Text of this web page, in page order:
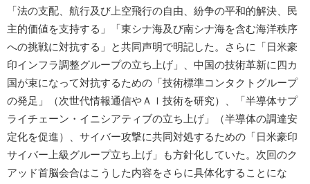
「法の支配、航行及び上空飛行の自由、紛争の平和的解決、民
主的価値を支持する」「東シナ海及び南シナ海を含む海洋秩序
への挑戦に対抗する」と共同声明で明記した。さらに「日米豪
印インフラ調整グループの立ち上げ」、中国の技術革新に四カ
国が束になって対抗するための「技術標準コンタクトグループ
の発足」（次世代情報通信やＡＩ技術を研究）、「半導体サプ
ライチェーン・イニシアティブの立ち上げ」（半導体の調達安
定化を促進）、サイバー攻撃に共同対処するための「日米豪印
サイバー上級グループ立ち上げ」も方針化していた。次回のク
アッド首脳会合はこうした内容をさらに具体化することにな